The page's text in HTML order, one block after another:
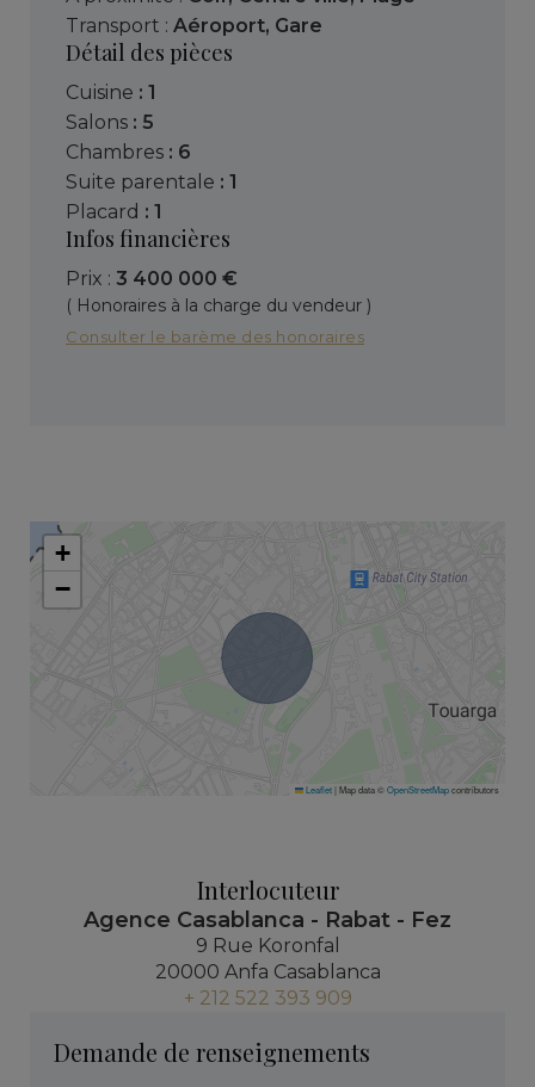
Transport : Aéroport, Gare
Détail des pièces
cuisine : 1
salons : 5
chambres : 6
suite parentale : 1
placard : 1
Infos financières
Prix : 3 400 000 €
( Honoraires à la charge du vendeur )
Consulter le barème des honoraires
+
−
Leaflet| Map data ©OpenStreetMapcontributors
Interlocuteur
Agence Casablanca - Rabat - Fez
9 Rue Koronfal
20000 Anfa Casablanca
+ 212 522 393 909
Demande de renseignements